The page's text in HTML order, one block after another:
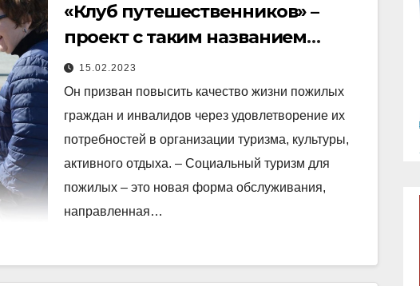
«Клуб путешественников» –
проект с таким названием
реализуется в
Нижнетавдинском районе
15.02.2023
Он призван повысить качество жизни пожилых
граждан и инвалидов через удовлетворение их
потребностей в организации туризма, культуры,
активного отдыха. – Социальный туризм для
пожилых – это новая форма обслуживания,
направленная…